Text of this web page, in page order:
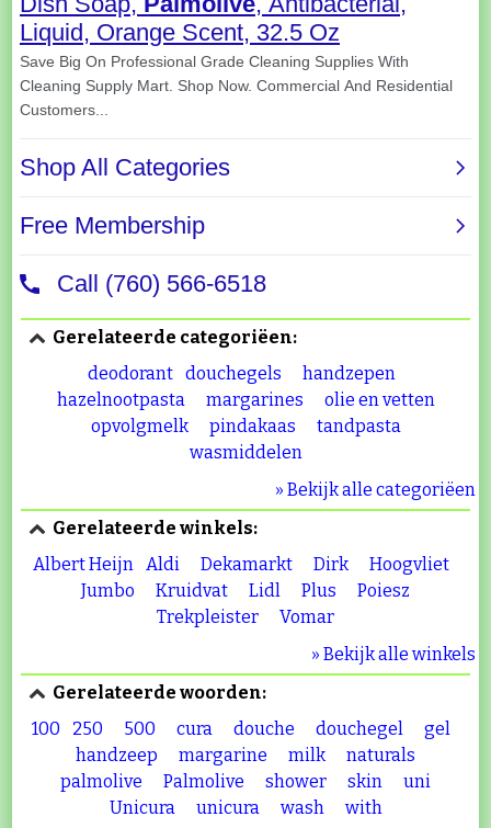
Gerelateerde categoriëen:
deodorant
douchegels
handzepen
hazelnootpasta
margarines
olie en vetten
opvolgmelk
pindakaas
tandpasta
wasmiddelen
» Bekijk alle categoriëen
Gerelateerde winkels:
Albert Heijn Aldi Dekamarkt Dirk
Hoogvliet
Jumbo
Kruidvat Lidl Plus
Poiesz
Trekpleister
Vomar
» Bekijk alle winkels
Gerelateerde woorden:
100
250 500 cura douche douchegel
gel
handzeep
margarine milk
naturals
palmolive
Palmolive shower skin
uni
Unicura
unicura wash
with